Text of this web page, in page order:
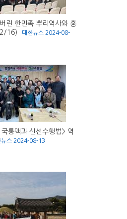
린 한민족 뿌리역사와 홍
16)
대한뉴스2024-08-
통맥과 신선수행법> 역
뉴스2024-08-13